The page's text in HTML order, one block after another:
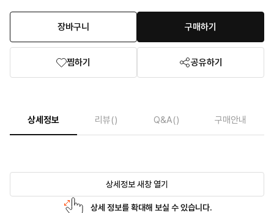
장바구니 구매하기
찜하기 공유하기
상세정보 리뷰() Q&A() 구매안내
상세정보 새창 열기
상세 정보를 확대해 보실 수 있습니다.